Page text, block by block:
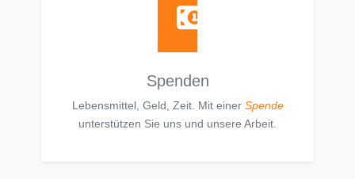
Spenden
Lebensmittel, Geld, Zeit. Mit einer Spende
unterstützen Sie uns und unsere Arbeit.